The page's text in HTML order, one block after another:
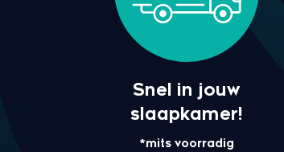
Snel in jouw
slaapkamer!
*mits voorradig